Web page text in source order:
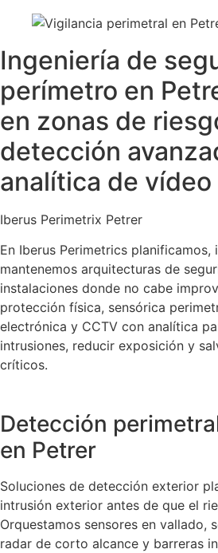
Ingeniería de
perímetro en
en zonas de
detección
analítica de vídeo
Iberus Perimetrix Petrer
En Iberus Perimetrics planificamos,
mantenemos arquitecturas de
instalaciones donde no cabe
protección física, sensórica
electrónica y CCTV con analítica
intrusiones, reducir exposición y
críticos.
Detección
en Petrer
Soluciones de detección exterior
intrusión exterior antes de que el
Orquestamos sensores en vallado,
radar de corto alcance y barreras